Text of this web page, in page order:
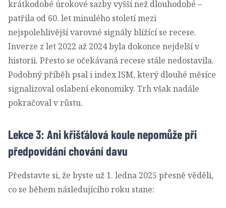
krátkodobé úrokové sazby vyšší než dlouhodobé –
patřila od 60. let minulého století mezi
nejspolehlivější varovné signály blížící se recese.
Inverze z let 2022 až 2024 byla dokonce nejdelší v
historii. Přesto se očekávaná recese stále nedostavila.
Podobný příběh psal i index ISM, který dlouhé měsíce
signalizoval oslabení ekonomiky. Trh však nadále
pokračoval v růstu.
Lekce 3: Ani křišťálová koule nepomůže při
předpovídání chování davu
Představte si, že byste už 1. ledna 2025 přesně věděli,
co se během následujícího roku stane: